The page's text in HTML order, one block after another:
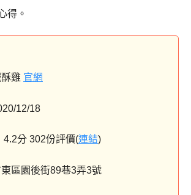
得。
酥雞 官網
12/18
4.2分 302份評價(連結)
東區園後街89巷3弄3號